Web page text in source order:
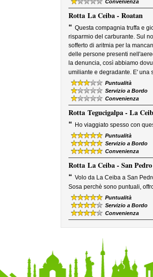
Convenienza
Rotta La Ceiba - Roatan
“ Questa compagnia truffa e
risparmio del carburante. Sul
sofferto di aritmia per la
delle persone presenti
la denuncia, così abbiamo
umiliante e degradante. E' una
Puntualità
Servizio a Bordo
Convenienza
Rotta Tegucigalpa - La
“ Ho viaggiato spesso con
Puntualità
Servizio a Bordo
Convenienza
Rotta La Ceiba - San
“ Volo da La Ceiba a San
Sosa perchè sono puntuali,
Puntualità
Servizio a Bordo
Convenienza